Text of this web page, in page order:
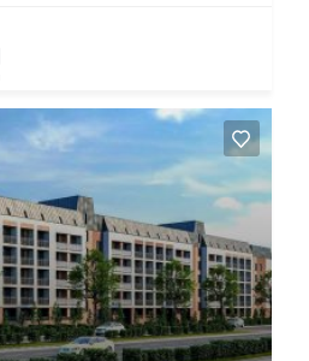
удалить Отмена